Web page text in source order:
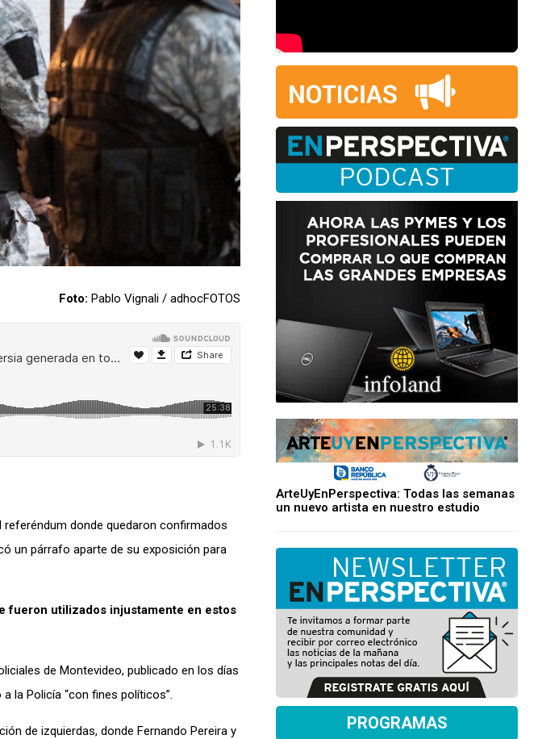
Foto: Pablo Vignali / adhocFOTOS
donde quedaron confirmados
un párrafo aparte de su exposición para
fueron utilizados injustamente en estos
de Montevideo, publicado en los días
a la Policía “con fines políticos”.
de izquierdas, donde Fernando Pereira y
ArteUyEnPerspectiva: Todas las semanas
un nuevo artista en nuestro estudio
PROGRAMAS